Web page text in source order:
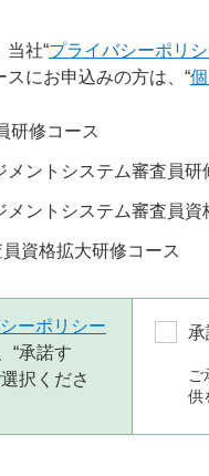
当社“プライバシーポリ
スにお申込みの方は、“
研修コース
メントシステム審査員研
メントシステム審査員資
員資格拡大研修コース
ーポリシー
“承諾す
択くださ
ご
供